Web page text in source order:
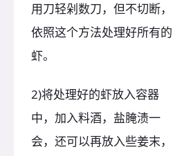
用刀轻剁数刀，但不切断，
依照这个方法处理好所有的
虾。
2)将处理好的虾放入容器
中，加入料酒，盐腌渍一
会，还可以再放入些姜末，